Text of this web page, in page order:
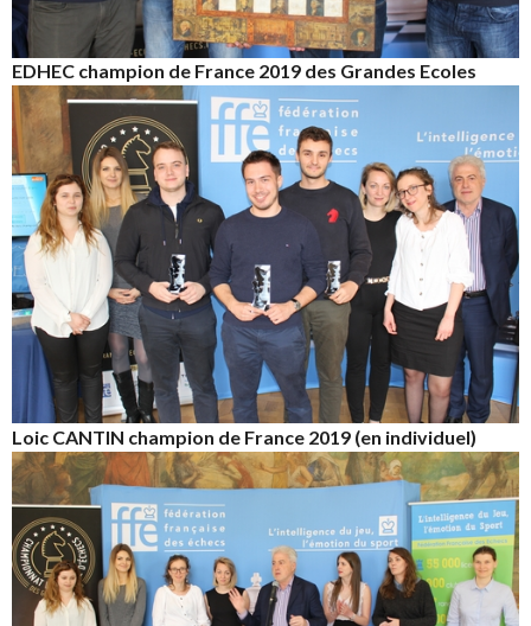
EDHEC champion de France 2019 des Grandes Ecoles
Loic CANTIN champion de France 2019 (en individuel)